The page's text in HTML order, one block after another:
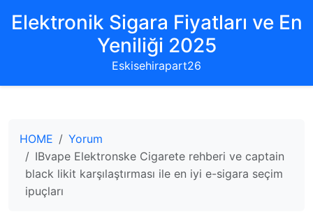
Elektronik Sigara Fiyatları ve En
Yeniliği 2025
Eskisehirapart26
HOME
Yorum
IBvape Elektronske Cigarete rehberi ve captain
black likit karşılaştırması ile en iyi e-sigara seçim
ipuçları